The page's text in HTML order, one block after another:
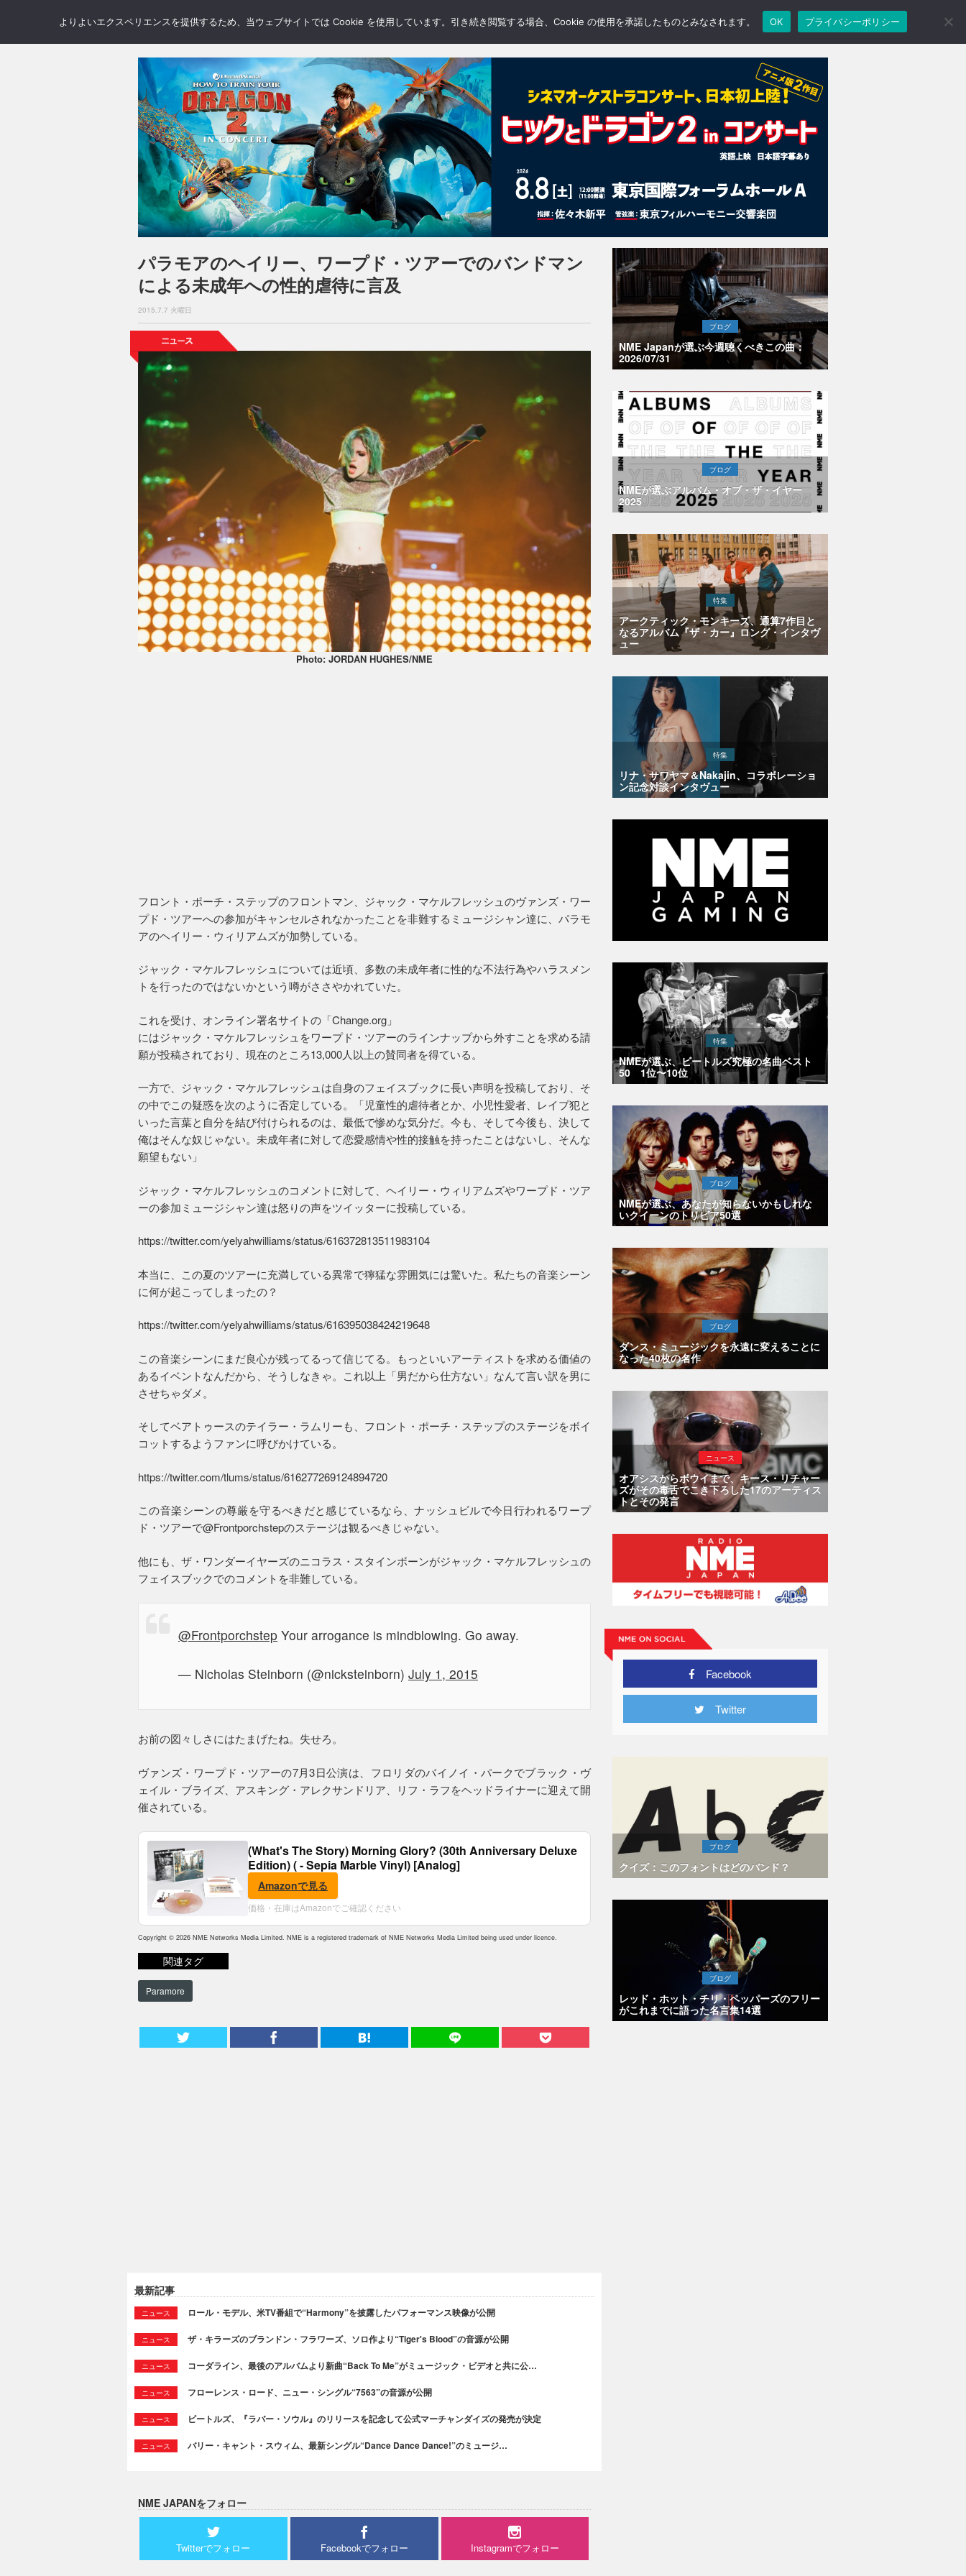
NEWS REVIEWS GALLERY BLOGS FEATURE
パラモアのヘイリー、ワープド・ツアーでのバンドマン
による未成年への性的虐待に言及
2015.7.7 火曜日
Photo: JORDAN HUGHES/NME
フロント・ポーチ・ステップのフロントマン、ジャック・マケルフレッシュのヴァンズ・ワー
プド・ツアーへの参加がキャンセルされなかったことを非難するミュージシャン達に、パラモ
アのヘイリー・ウィリアムズが加勢している。
ジャック・マケルフレッシュについては近頃、多数の未成年者に性的な不法行為やハラスメン
トを行ったのではないかという噂がささやかれていた。
これを受け、オンライン署名サイトの「Change.org」
にはジャック・マケルフレッシュをワープド・ツアーのラインナップから外すことを求める請
願が投稿されており、現在のところ13,000人以上の賛同者を得ている。
一方で、ジャック・マケルフレッシュは自身のフェイスブックに長い声明を投稿しており、そ
の中でこの疑惑を次のように否定している。「児童性的虐待者とか、小児性愛者、レイプ犯と
いった言葉と自分を結び付けられるのは、最低で惨めな気分だ。今も、そして今後も、決して
俺はそんな奴じゃない。未成年者に対して恋愛感情や性的接触を持ったことはないし、そんな
願望もない」
ジャック・マケルフレッシュのコメントに対して、ヘイリー・ウィリアムズやワープド・ツア
ーの参加ミュージシャン達は怒りの声をツイッターに投稿している。
https://twitter.com/yelyahwilliams/status/616372813511983104
本当に、この夏のツアーに充満している異常で獰猛な雰囲気には驚いた。私たちの音楽シーン
に何が起こってしまったの？
https://twitter.com/yelyahwilliams/status/616395038424219648
この音楽シーンにまだ良心が残ってるって信じてる。もっといいアーティストを求める価値の
あるイベントなんだから、そうしなきゃ。これ以上「男だから仕方ない」なんて言い訳を男に
させちゃダメ。
そしてベアトゥースのテイラー・ラムリーも、フロント・ポーチ・ステップのステージをボイ
コットするようファンに呼びかけている。
https://twitter.com/tlums/status/616277269124894720
この音楽シーンの尊厳を守るべきだと感じているなら、ナッシュビルで今日行われるワープ
ド・ツアーで@Frontporchstepのステージは観るべきじゃない。
他にも、ザ・ワンダーイヤーズのニコラス・スタインボーンがジャック・マケルフレッシュの
フェイスブックでのコメントを非難している。
@Frontporchstep Your arrogance is mindblowing. Go away.
— Nicholas Steinborn (@nicksteinborn) July 1, 2015
お前の図々しさにはたまげたね。失せろ。
ヴァンズ・ワープド・ツアーの7月3日公演は、フロリダのバイノイ・パークでブラック・ヴ
ェイル・ブライズ、アスキング・アレクサンドリア、リフ・ラフをヘッドライナーに迎えて開
催されている。
(What's The Story) Morning Glory? (30th Anniversary Deluxe
Edition) ( - Sepia Marble Vinyl) [Analog]
Amazonで見る
価格・在庫はAmazonでご確認ください
Copyright © 2026 NME Networks Media Limited. NME is a registered trademark of NME Networks Media Limited being used under licence.
関連タグ
Paramore
最新記事
ニュース ロール・モデル、米TV番組で“Harmony”を披露したパフォーマンス映像が公開
ニュース ザ・キラーズのブランドン・フラワーズ、ソロ作より“Tiger's Blood”の音源が公開
ニュース コーダライン、最後のアルバムより新曲“Back To Me”がミュージック・ビデオと共に公…
ニュース フローレンス・ロード、ニュー・シングル“7563”の音源が公開
ニュース ビートルズ、『ラバー・ソウル』のリリースを記念して公式マーチャンダイズの発売が決定
ニュース バリー・キャント・スウィム、最新シングル“Dance Dance Dance!”のミュージ…
NME JAPANをフォロー
Twitterでフォロー Facebookでフォロー Instagramでフォロー
ブログ
NME Japanが選ぶ今週聴くべきこの曲：
2026/07/31
ブログ
NMEが選ぶアルバム・オブ・ザ・イヤー
2025
特集
アークティック・モンキーズ、通算7作目と
なるアルバム『ザ・カー』ロング・インタヴ
ュー
特集
リナ・サワヤマ＆Nakajin、コラボレーショ
ン記念対談インタヴュー
特集
NMEが選ぶ、ビートルズ究極の名曲ベスト
50 1位〜10位
ブログ
NMEが選ぶ、あなたが知らないかもしれな
いクイーンのトリビア50選
ブログ
ダンス・ミュージックを永遠に変えることに
なった40枚の名作
ニュース
オアシスからボウイまで、キース・リチャー
ズがその毒舌でこき下ろした17のアーティス
トとその発言
Facebook
Twitter
ブログ
クイズ：このフォントはどのバンド？
ブログ
レッド・ホット・チリ・ペッパーズのフリー
がこれまでに語った名言集14選
よりよいエクスペリエンスを提供するため、当ウェブサイトでは Cookie を使用しています。引き続き閲覧する場合、Cookie の使用を承諾したものとみなされます。 OK プライバシーポリシー